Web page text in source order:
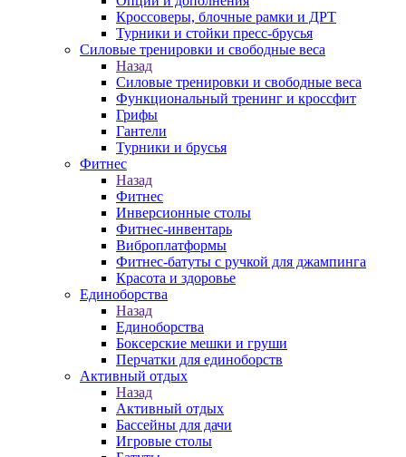
Кроссоверы, блочные рамки и ДРТ
Турники и стойки пресс-брусья
Силовые тренировки и свободные веса
Назад
Силовые тренировки и свободные веса
Функциональный тренинг и кроссфит
Грифы
Гантели
Турники и брусья
Фитнес
Назад
Фитнес
Инверсионные столы
Фитнес-инвентарь
Виброплатформы
Фитнес-батуты с ручкой для джампинга
Красота и здоровье
Единоборства
Назад
Единоборства
Боксерские мешки и груши
Перчатки для единоборств
Активный отдых
Назад
Активный отдых
Бассейны для дачи
Игровые столы